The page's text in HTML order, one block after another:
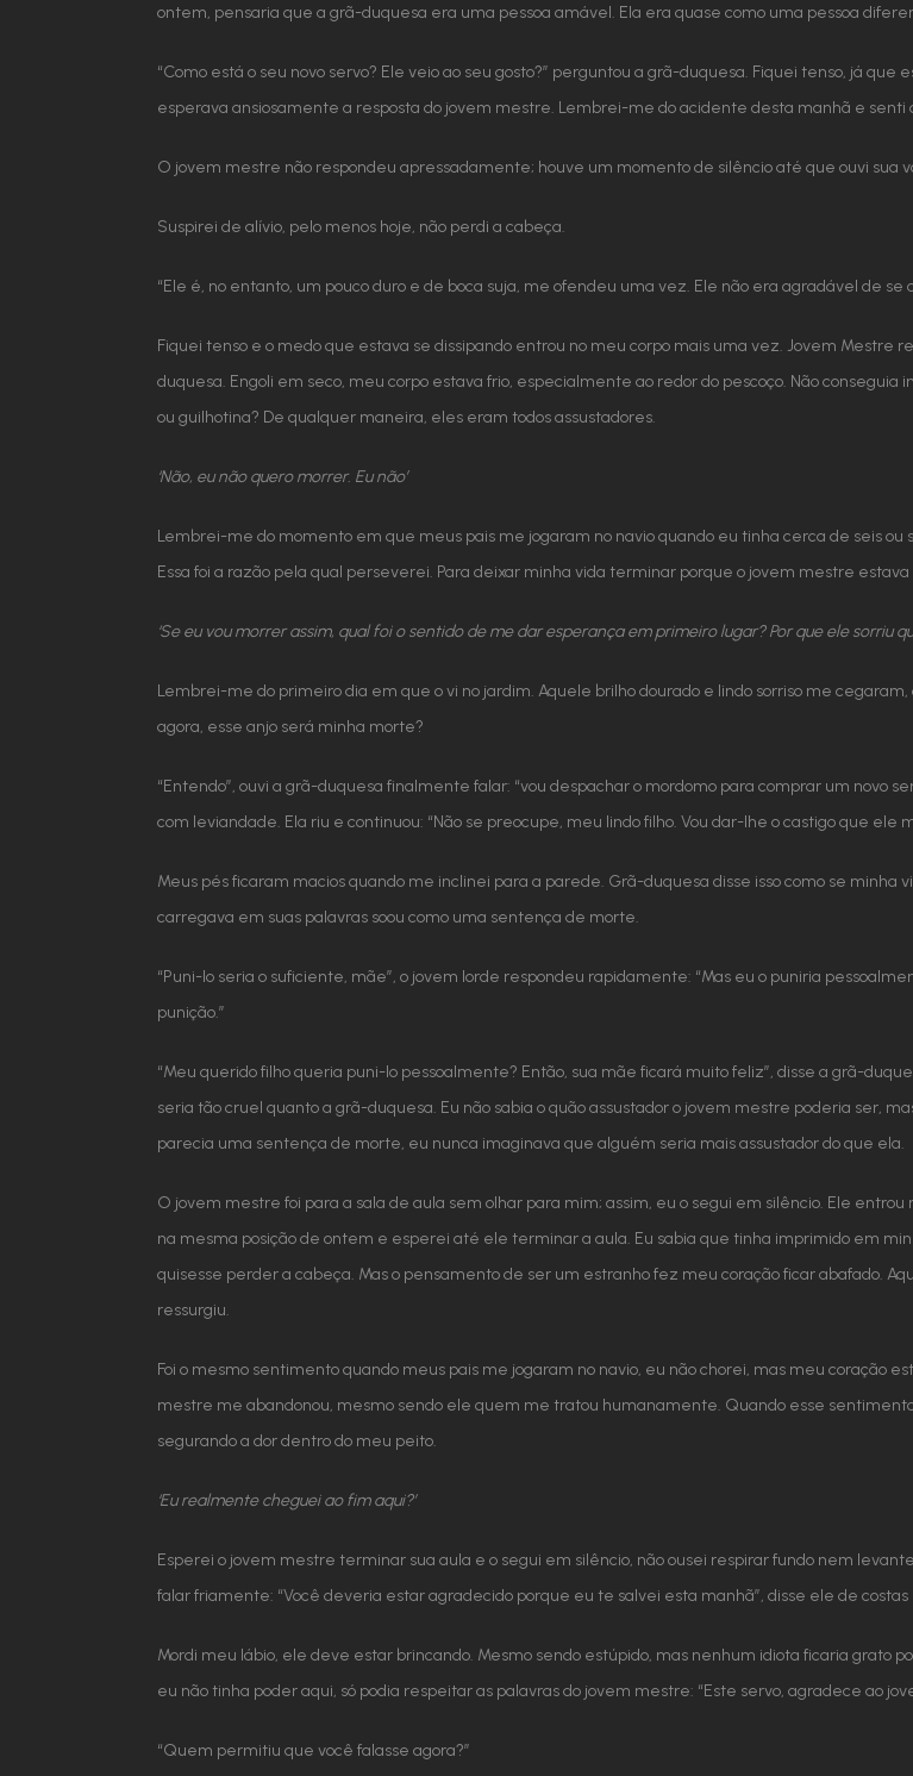
ontem, pensaria que a grã-duquesa era uma pessoa amável. Ela era quase como uma pessoa
“Como está o seu novo servo? Ele veio ao seu gosto?” perguntou a grã-duquesa. Fiquei tenso, já
esperava ansiosamente a resposta do jovem mestre. Lembrei-me do acidente desta manhã e senti
O jovem mestre não respondeu apressadamente; houve um momento de silêncio até que ouvi sua
Suspirei de alívio, pelo menos hoje, não perdi a cabeça.
“Ele é, no entanto, um pouco duro e de boca suja, me ofendeu uma vez. Ele não era agradável de se
Fiquei tenso e o medo que estava se dissipando entrou no meu corpo mais uma vez. Jovem
duquesa. Engoli em seco, meu corpo estava frio, especialmente ao redor do pescoço. Não
ou guilhotina? De qualquer maneira, eles eram todos assustadores.
‘Não, eu não quero morrer. Eu não’
Lembrei-me do momento em que meus pais me jogaram no navio quando eu tinha cerca de seis
Essa foi a razão pela qual perseverei. Para deixar minha vida terminar porque o jovem mestre
‘Se eu vou morrer assim, qual foi o sentido de me dar esperança em primeiro lugar? Por que ele sorriu
Lembrei-me do primeiro dia em que o vi no jardim. Aquele brilho dourado e lindo sorriso me
agora, esse anjo será minha morte?
“Entendo”, ouvi a grã-duquesa finalmente falar: “vou despachar o mordomo para comprar um novo
com leviandade. Ela riu e continuou: “Não se preocupe, meu lindo filho. Vou dar-lhe o castigo que ele
Meus pés ficaram macios quando me inclinei para a parede. Grã-duquesa disse isso como se
carregava em suas palavras soou como uma sentença de morte.
“Puni-lo seria o suficiente, mãe”, o jovem lorde respondeu rapidamente: “Mas eu o puniria
punição.”
“Meu querido filho queria puni-lo pessoalmente? Então, sua mãe ficará muito feliz”, disse a grã-
seria tão cruel quanto a grã-duquesa. Eu não sabia o quão assustador o jovem mestre poderia ser,
parecia uma sentença de morte, eu nunca imaginava que alguém seria mais assustador do que ela.
O jovem mestre foi para a sala de aula sem olhar para mim; assim, eu o segui em silêncio. Ele
na mesma posição de ontem e esperei até ele terminar a aula. Eu sabia que tinha imprimido em
quisesse perder a cabeça. Mas o pensamento de ser um estranho fez meu coração ficar abafado.
ressurgiu.
Foi o mesmo sentimento quando meus pais me jogaram no navio, eu não chorei, mas meu coração
mestre me abandonou, mesmo sendo ele quem me tratou humanamente. Quando esse
segurando a dor dentro do meu peito.
‘Eu realmente cheguei ao fim aqui?’
Esperei o jovem mestre terminar sua aula e o segui em silêncio, não ousei respirar fundo nem
falar friamente: “Você deveria estar agradecido porque eu te salvei esta manhã”, disse ele de costas
Mordi meu lábio, ele deve estar brincando. Mesmo sendo estúpido, mas nenhum idiota ficaria grato
eu não tinha poder aqui, só podia respeitar as palavras do jovem mestre: “Este servo, agradece ao
“Quem permitiu que você falasse agora?”